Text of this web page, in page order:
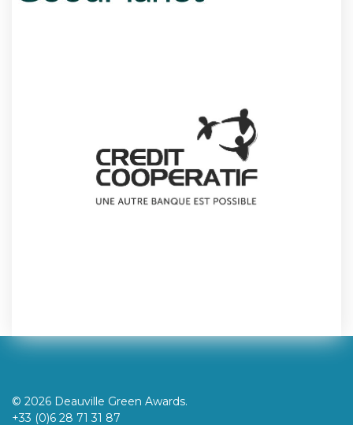
© 2026 Deauville Green Awards.
+33 (0)6 28 71 31 87